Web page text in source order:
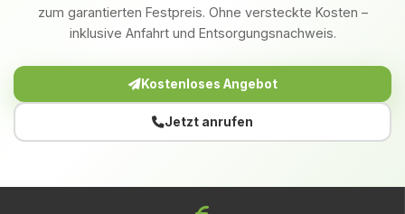
zum garantierten Festpreis. Ohne versteckte Kosten –
inklusive Anfahrt und Entsorgungsnachweis.
Kostenloses Angebot
Jetzt anrufen